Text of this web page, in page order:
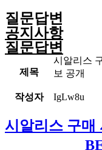
질문답변
공지사항
질문답변
제목
시알리스
보 공개
작성자
IgLw8u
시알리스 구매